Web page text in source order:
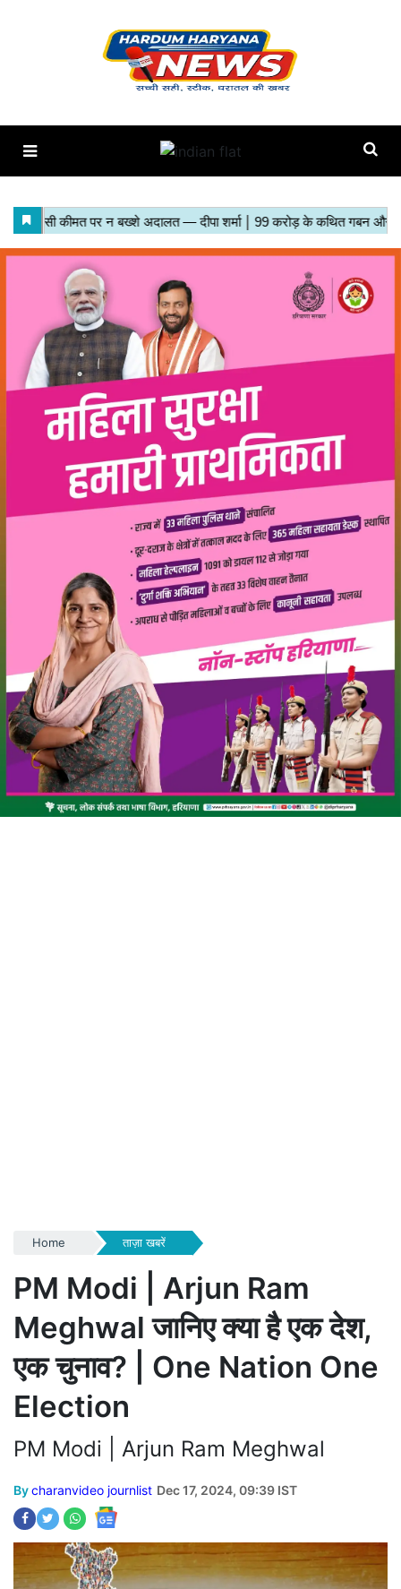
Home ताज़ा खबरें
PM Modi | Arjun Ram
Meghwal जानिए क्या है एक देश,
एक चुनाव? | One Nation One
Election
PM Modi | Arjun Ram Meghwal
Bycharanvideo journlist Dec 17, 2024, 09:39 IST